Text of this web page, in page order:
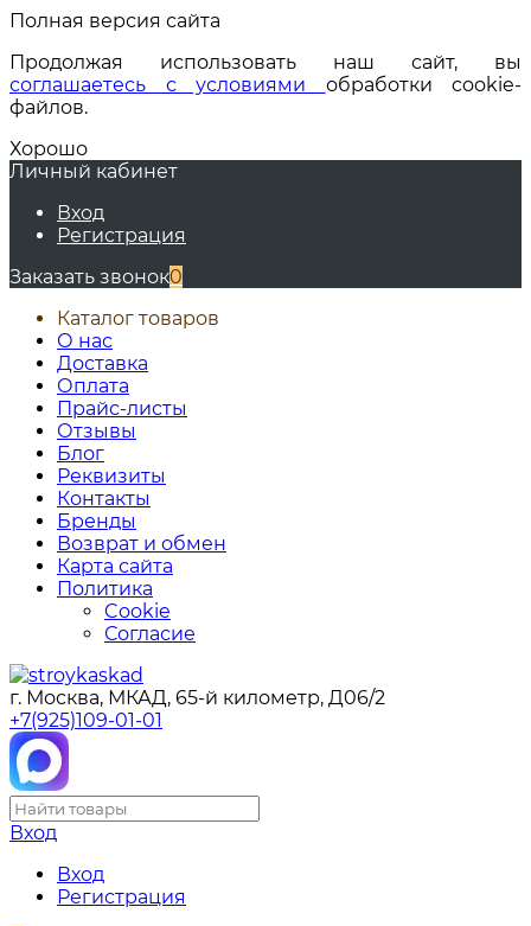
Полная версия сайта
Продолжая использовать наш сайт, вы
соглашаетесь с условиями обработки cookie-
файлов.
Хорошо
Личный кабинет
Вход
Регистрация
Заказать звонок0
Каталог товаров
О нас
Доставка
Оплата
Прайс-листы
Отзывы
Блог
Реквизиты
Контакты
Бренды
Возврат и обмен
Карта сайта
Политика
Cookie
Согласие
г. Москва, МКАД, 65-й километр, Д06/2
+7(925)109-01-01
Вход
Вход
Регистрация